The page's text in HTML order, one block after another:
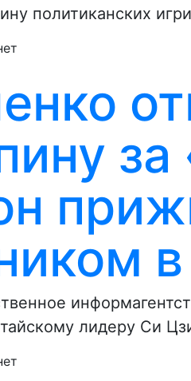
политиканских
лидеру Си